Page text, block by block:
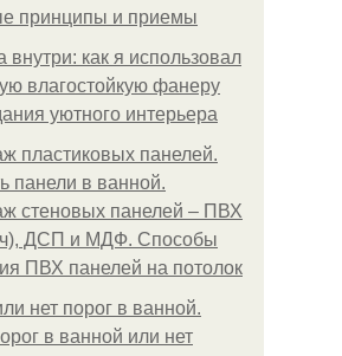
принципы и приемы
как я использовал
влагостойкую фанеру
уютного интерьера
пластиковых панелей.
панели в ванной.
стеновых панелей – ПВХ
ДСП и МДФ. Способы
ПВХ панелей на потолок
нет порог в ванной.
в ванной или нет